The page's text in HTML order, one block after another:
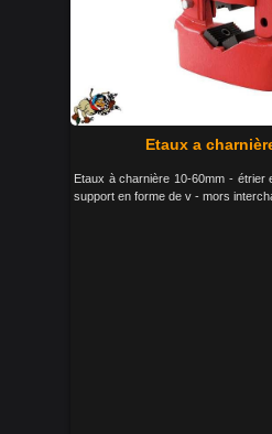
Etaux a
Etaux à charnière 10-60mm - étrier
support en forme de v - mors